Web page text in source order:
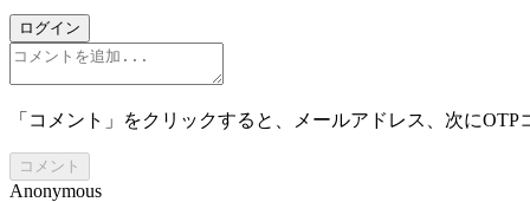
ログイン
「コメント」をクリックすると、メールアドレス、次に
コメント
Anonymous